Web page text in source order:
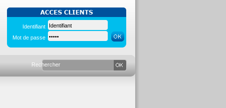
Identifiant
Mot de passe